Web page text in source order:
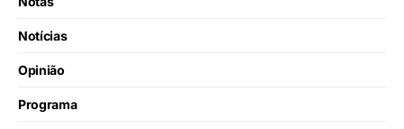
Notícias
Opinião
Programa